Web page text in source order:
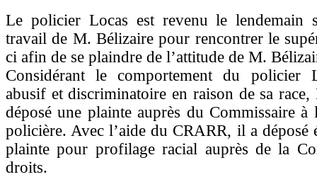
Le policier Locas est revenu le lendemain
travail de M. Bélizaire pour rencontrer le
ci afin de se plaindre de l’attitude de M.
Considérant le comportement du policier
abusif et discriminatoire en raison de sa
déposé une plainte auprès du Commissaire à
policière. Avec l’aide du CRARR, il a déposé
plainte pour profilage racial auprès de la
droits.